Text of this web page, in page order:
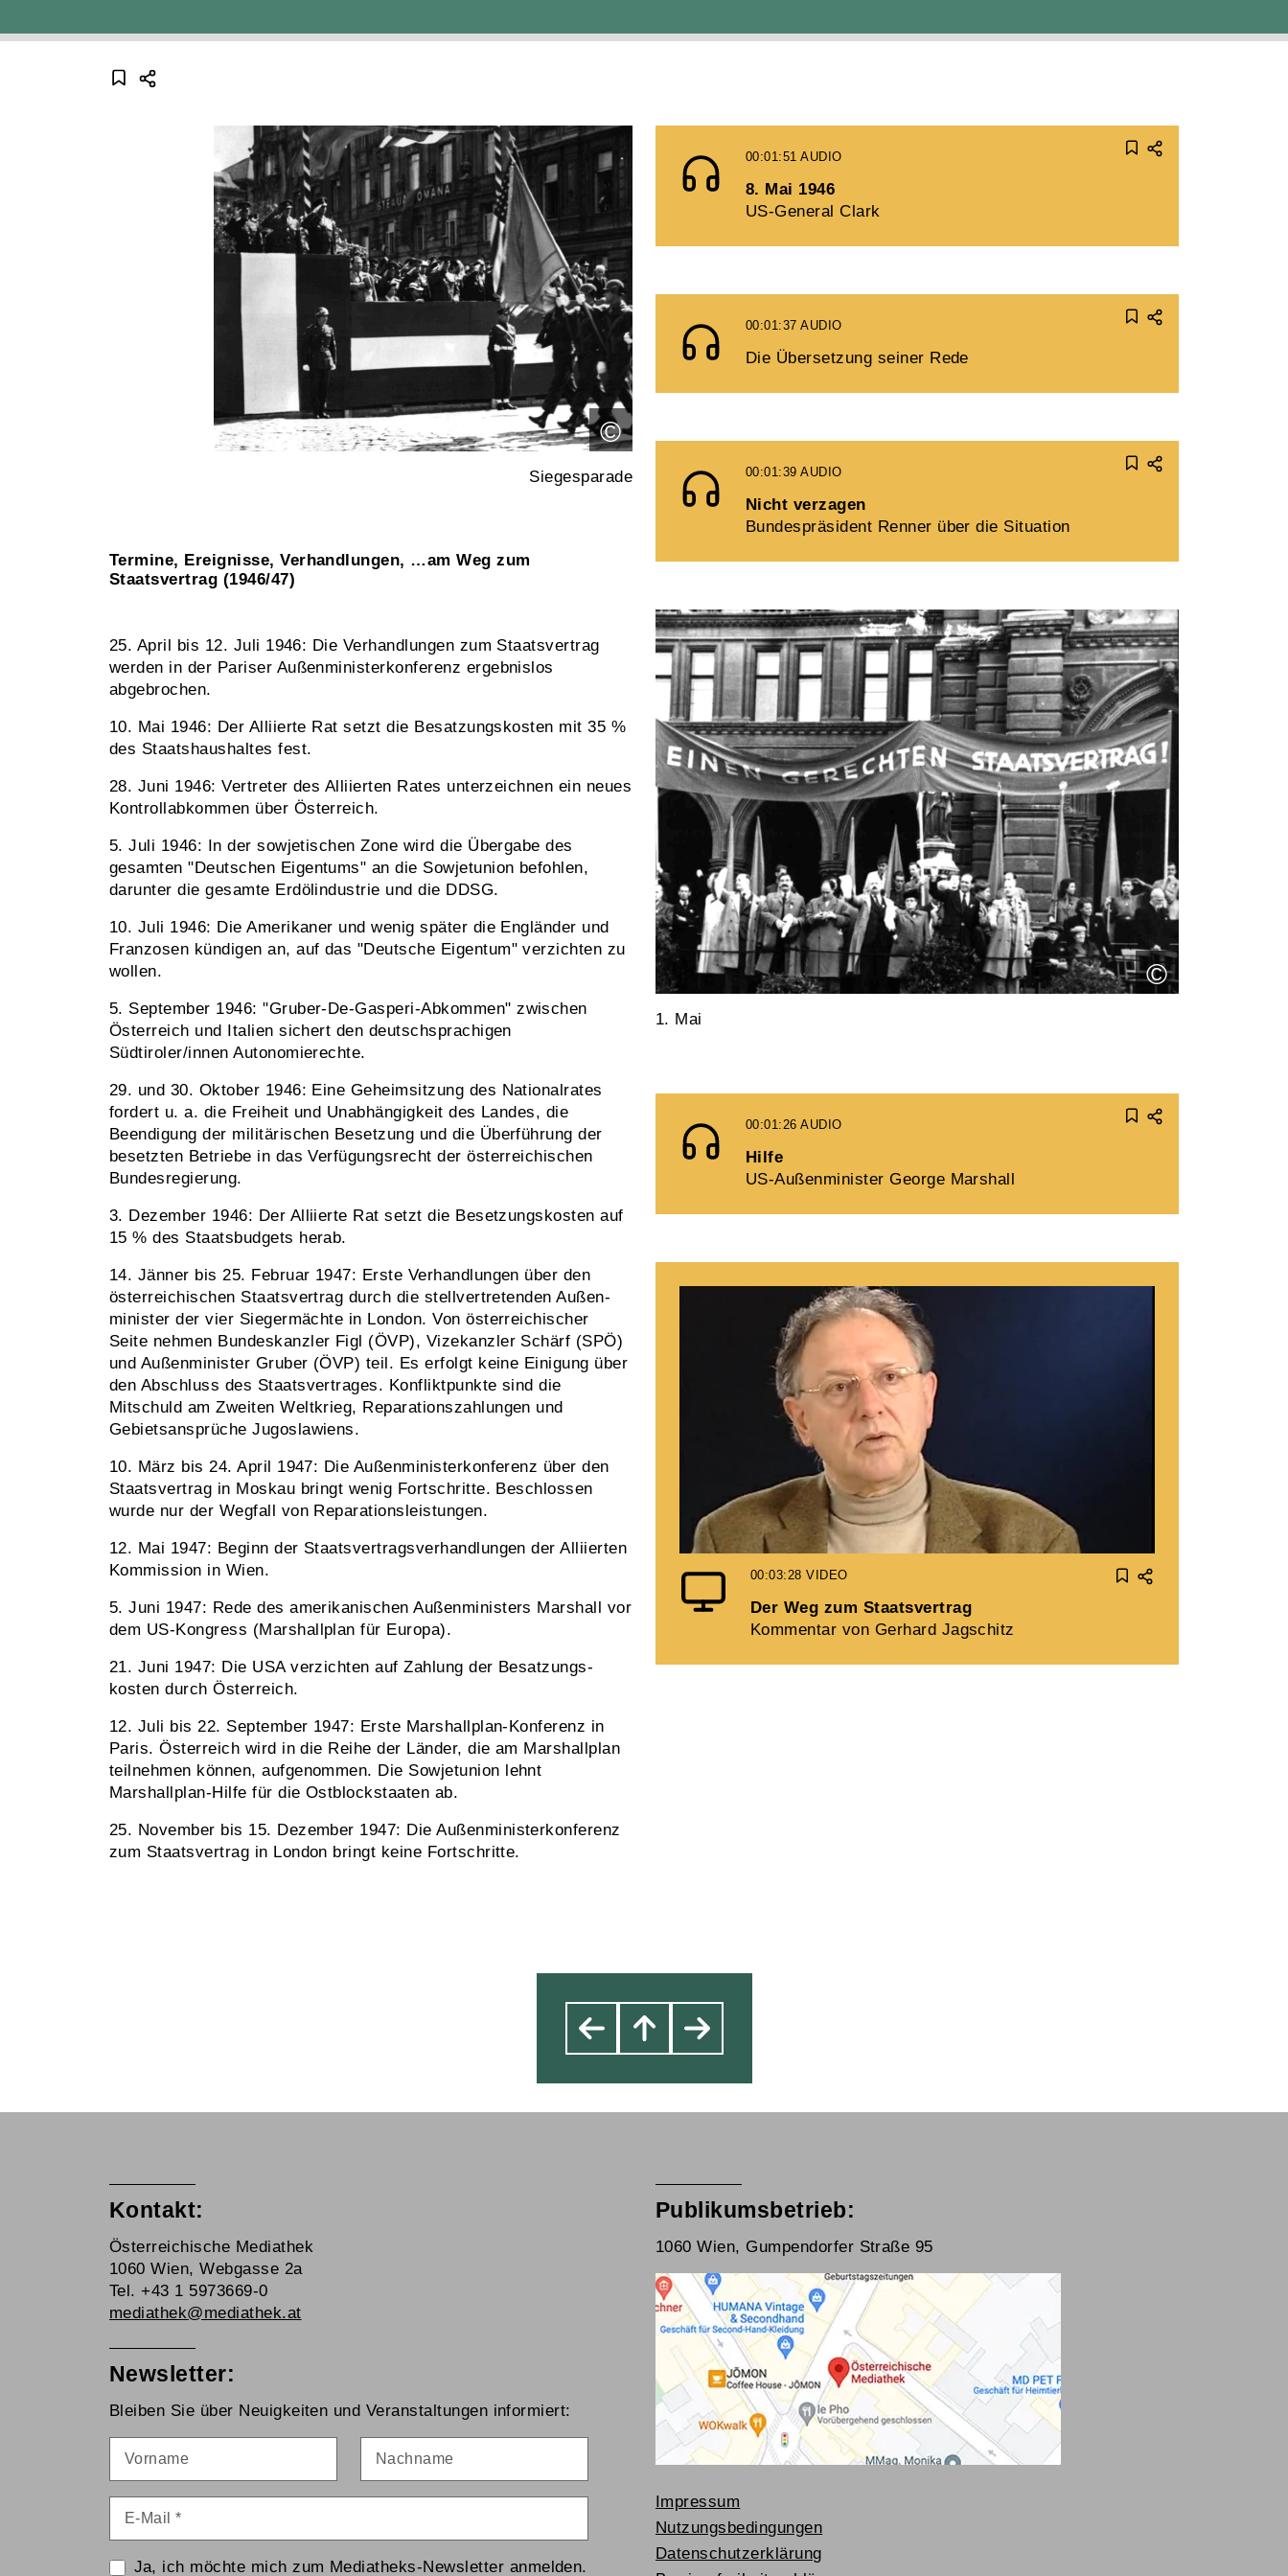
©
Siegesparade
Termine, Ereignisse, Verhandlungen, …am Weg zum
Staatsvertrag (1946/47)
25. April bis 12. Juli 1946: Die Verhandlungen zum Staatsvertrag
werden in der Pariser Außenministerkonferenz ergebnislos
abgebrochen.
10. Mai 1946: Der Alliierte Rat setzt die Besatzungskosten mit 35 %
des Staatshaushaltes fest.
28. Juni 1946: Vertreter des Alliierten Rates unterzeichnen ein neues
Kontrollabkommen über Österreich.
5. Juli 1946: In der sowjetischen Zone wird die Übergabe des
gesamten "Deutschen Eigentums" an die Sowjetunion befohlen,
darunter die gesamte Erdölindustrie und die DDSG.
10. Juli 1946: Die Amerikaner und wenig später die Engländer und
Franzosen kündigen an, auf das "Deutsche Eigentum" verzichten zu
wollen.
5. September 1946: "Gruber-De-Gasperi-Abkommen" zwischen
Österreich und Italien sichert den deutschsprachigen
Südtiroler/innen Autonomierechte.
29. und 30. Oktober 1946: Eine Geheimsitzung des Nationalrates
fordert u. a. die Freiheit und Unabhängigkeit des Landes, die
Beendigung der militärischen Besetzung und die Überführung der
besetzten Betriebe in das Verfügungsrecht der österreichischen
Bundesregierung.
3. Dezember 1946: Der Alliierte Rat setzt die Besetzungskosten auf
15 % des Staatsbudgets herab.
14. Jänner bis 25. Februar 1947: Erste Verhandlungen über den
österreichischen Staatsvertrag durch die stellvertretenden Außen­
minister der vier Siegermächte in London. Von österreichischer
Seite nehmen Bundeskanzler Figl (ÖVP), Vizekanzler Schärf (SPÖ)
und Außenminister Gruber (ÖVP) teil. Es erfolgt keine Einigung über
den Abschluss des Staatsvertrages. Konfliktpunkte sind die
Mitschuld am Zweiten Weltkrieg, Reparationszahlungen und
Gebietsansprüche Jugoslawiens.
10. März bis 24. April 1947: Die Außenministerkonferenz über den
Staatsvertrag in Moskau bringt wenig Fortschritte. Beschlossen
wurde nur der Wegfall von Reparations­leistungen.
12. Mai 1947: Beginn der Staatsvertragsverhandlungen der Alliierten
Kommission in Wien.
5. Juni 1947: Rede des amerikanischen Außenministers Marshall vor
dem US-Kongress (Marshallplan für Europa).
21. Juni 1947: Die USA verzichten auf Zahlung der Besatzungs­
kosten durch Österreich.
12. Juli bis 22. September 1947: Erste Marshallplan-Konferenz in
Paris. Österreich wird in die Reihe der Länder, die am Marshallplan
teilnehmen können, aufgenommen. Die Sowjetunion lehnt
Marshallplan-Hilfe für die Ostblockstaaten ab.
25. November bis 15. Dezember 1947: Die Außenminister­konferenz
zum Staatsvertrag in London bringt keine Fortschritte.
00:01:51AUDIO
8. Mai 1946
US-General Clark
00:01:37AUDIO
Die Übersetzung seiner Rede
00:01:39AUDIO
Nicht verzagen
Bundespräsident Renner über die Situation
©
1. Mai
00:01:26AUDIO
Hilfe
US-Außenminister George Marshall
00:03:28VIDEO
Der Weg zum Staatsvertrag
Kommentar von Gerhard Jagschitz
Kontakt:
Österreichische Mediathek
1060 Wien, Webgasse 2a
Tel. +43 1 5973669-0
mediathek@mediathek.at
Newsletter:
Bleiben Sie über Neuigkeiten und Veranstaltungen informiert:
Ja, ich möchte mich zum Mediatheks-Newsletter anmelden.
Publikumsbetrieb:
1060 Wien, Gumpendorfer Straße 95
Impressum
Nutzungsbedingungen
Datenschutzerklärung